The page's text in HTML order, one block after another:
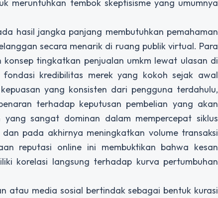
meruntuhkan tembok skeptisisme yang umumnya
hasil jangka panjang membutuhkan pemahaman
secara menarik di ruang publik virtual. Para
tingkatkan penjualan umkm lewat ulasan di
fondasi kredibilitas merek yang kokoh sejak awal
yang konsisten dari pengguna terdahulu,
terhadap keputusan pembelian yang akan
sangat dominan dalam mempercepat siklus
pada akhirnya meningkatkan volume transaksi
reputasi online ini membuktikan bahwa kesan
korelasi langsung terhadap kurva pertumbuhan
atau media sosial bertindak sebagai bentuk kurasi